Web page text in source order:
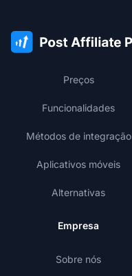
Preços
Funcionalidades
Métodos de integração
Aplicativos móveis
Alternativas
Empresa
Sobre nós